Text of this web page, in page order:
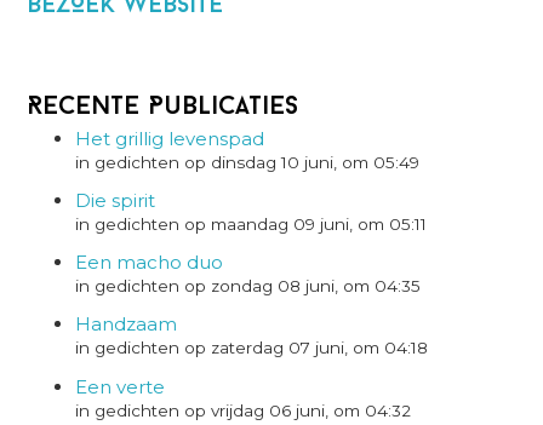
BezOek website
Recente Publicaties
Het grillig levenspad
in gedichten op dinsdag 10 juni, om 05:49
Die spirit
in gedichten op maandag 09 juni, om 05:11
Een macho duo
in gedichten op zondag 08 juni, om 04:35
Handzaam
in gedichten op zaterdag 07 juni, om 04:18
Een verte
in gedichten op vrijdag 06 juni, om 04:32